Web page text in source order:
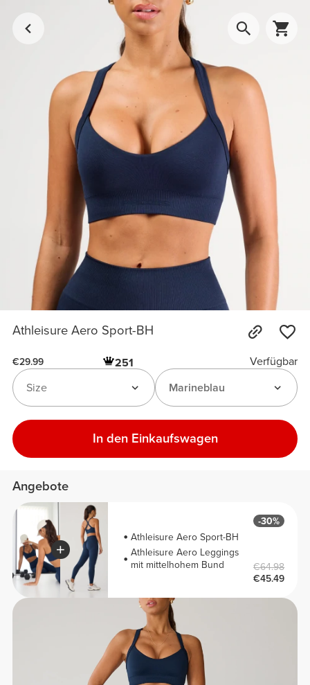
Athleisure Aero Sport-BH
€29.99 251
Verfügbar
Marineblau
Size
In den Einkaufswagen
Angebote
Athleisure Aero Sport-BH
Athleisure Aero Leggings
mit mittelhohem Bund
-30%
€64.98
€45.49